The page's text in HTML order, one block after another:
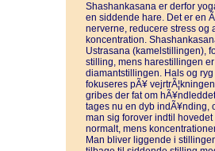
Shashankasana er derfor
en siddende hare. Det er en
nerverne, reducere stress og
koncentration.
Ustrasana (kamelstillingen),
stilling, mens harestillingen
diamantstillingen. Hals og
fokuseres pÃ¥
gribes der fat om
tages nu en dyb indÃ¥nding,
man sig forover indtil hovedet
normalt, mens
Man bliver liggende i